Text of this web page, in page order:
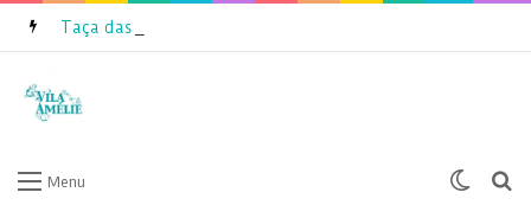
Taça das Favelas Amazonas 2026 inicia inscrições
Menu